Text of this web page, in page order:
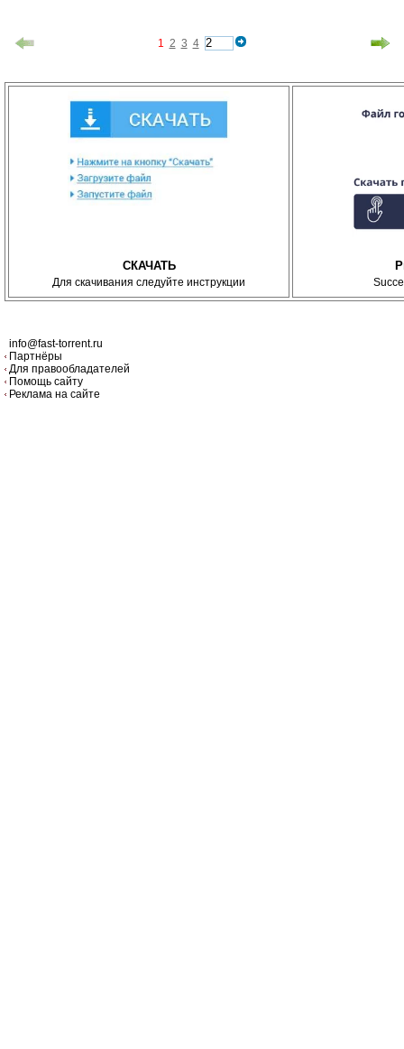
1 2 3 4
СКАЧАТЬ
Для скачивания следуйте инструкции
info@fast-torrent.ru
Партнёры
Для правообладателей
Помощь сайту
Реклама на сайте